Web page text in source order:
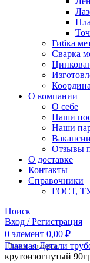
Гибка
Сварка
О компании
О себе
Наши
Наши
Отзывы
О доставке
Контакты
Справочники
ГОСТ,
Поиск
Вход / Регистрация
0 элемент 0,00 ₽
ГлавнаяДетали
крутоизогнутый